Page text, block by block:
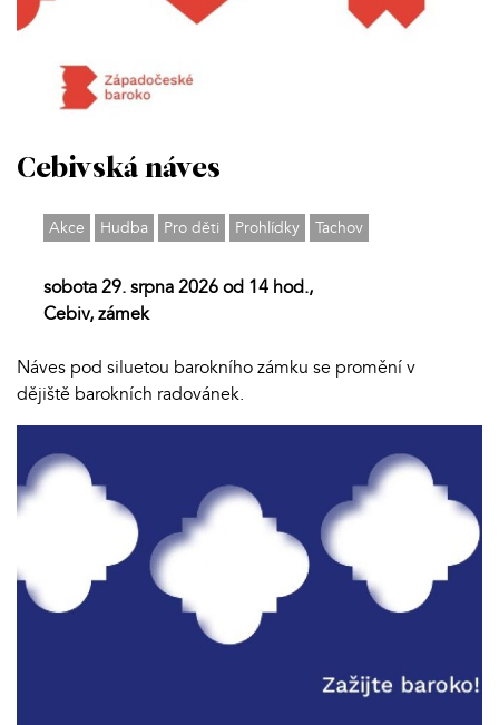
Cebivská náves
Akce Hudba Pro děti Prohlídky Tachov
sobota 29. srpna 2026 od 14 hod.,
Cebiv, zámek
Náves pod siluetou barokního zámku se promění v
dějiště barokních radovánek.